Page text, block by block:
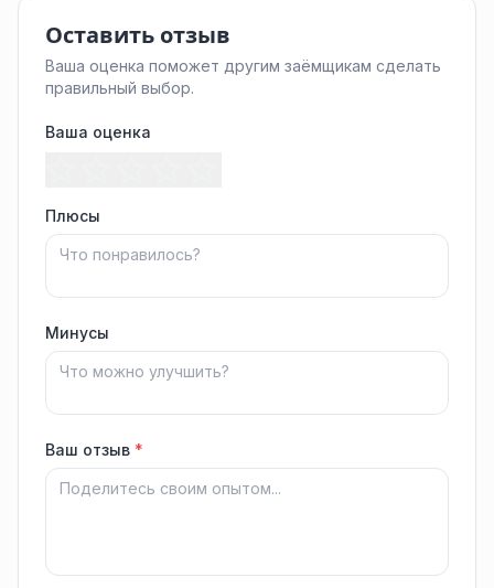
Оставить отзыв
Ваша оценка поможет другим заёмщикам сделать
правильный выбор.
Ваша оценка
Плюсы
Минусы
Ваш отзыв *